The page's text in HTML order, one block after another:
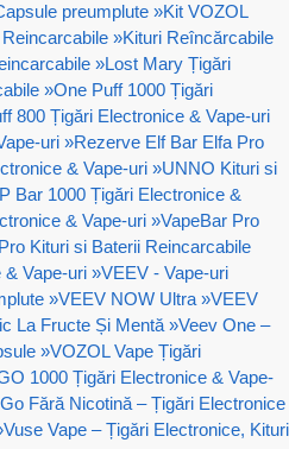
preumplute »Kit VOZOL
»Kituri Reîncărcabile
»Lost Mary Țigări
»One Puff 1000 Țigări
800 Țigări Electronice & Vape-uri
uri »Rezerve Elf Bar Elfa Pro
& Vape-uri »UNNO Kituri si
Bar 1000 Țigări Electronice &
& Vape-uri »VapeBar Pro
Kituri si Baterii Reincarcabile
& Vape-uri »VEEV - Vape-uri
»VEEV NOW Ultra »VEEV
La Fructe Și Mentă »Veev One –
»VOZOL Vape Țigări
1000 Țigări Electronice & Vape-
Fără Nicotină – Țigări Electronice
Vuse Vape – Țigări Electronice, Kituri